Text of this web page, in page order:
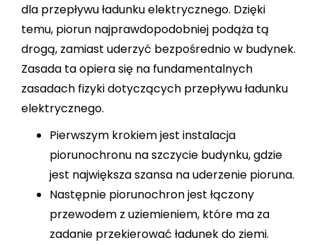
dla przepływu ładunku elektrycznego. Dzięki
temu, piorun najprawdopodobniej podąża tą
drogą, zamiast uderzyć bezpośrednio w budynek.
Zasada ta opiera się na fundamentalnych
zasadach fizyki dotyczących przepływu ładunku
elektrycznego.
Pierwszym krokiem jest instalacja
piorunochronu na szczycie budynku, gdzie
jest największa szansa na uderzenie pioruna.
Następnie piorunochron jest łączony
przewodem z uziemieniem, które ma za
zadanie przekierować ładunek do ziemi.